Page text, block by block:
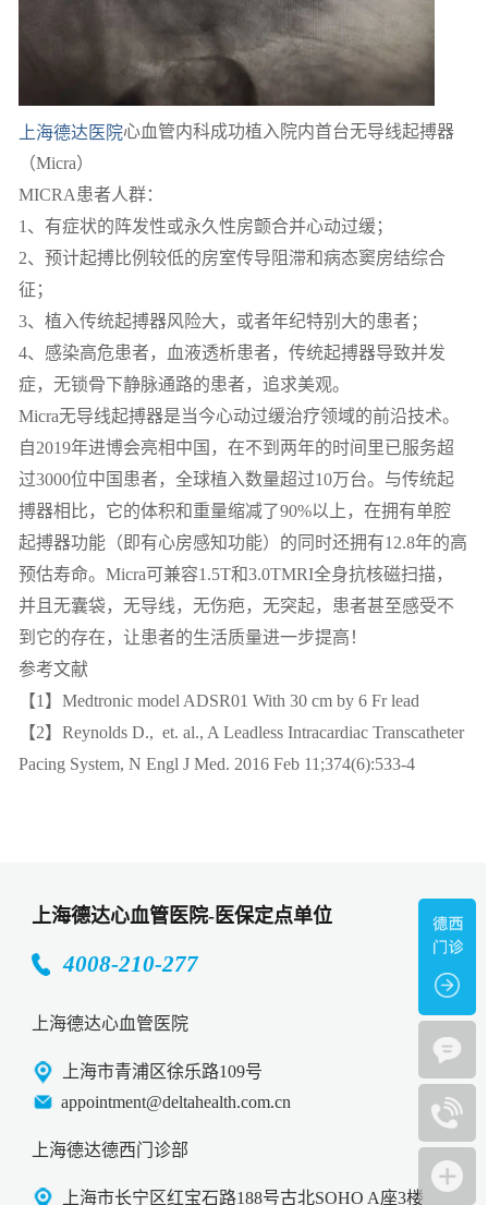
上海德达医院心血管内科成功植入院内首台无导线起搏器
（Micra）
MICRA患者人群：
1、有症状的阵发性或永久性房颤合并心动过缓；
2、预计起搏比例较低的房室传导阻滞和病态窦房结综合
征；
3、植入传统起搏器风险大，或者年纪特别大的患者；
4、感染高危患者，血液透析患者，传统起搏器导致并发
症，无锁骨下静脉通路的患者，追求美观。
Micra无导线起搏器是当今心动过缓治疗领域的前沿技术。
自2019年进博会亮相中国，在不到两年的时间里已服务超
过3000位中国患者，全球植入数量超过10万台。与传统起
搏器相比，它的体积和重量缩减了90%以上，在拥有单腔
起搏器功能（即有心房感知功能）的同时还拥有12.8年的高
预估寿命。Micra可兼容1.5T和3.0TMRI全身抗核磁扫描，
并且无囊袋，无导线，无伤疤，无突起，患者甚至感受不
到它的存在，让患者的生活质量进一步提高！
参考文献
【1】Medtronic model ADSR01 With 30 cm by 6 Fr lead
【2】Reynolds D., et. al., A Leadless Intracardiac Transcatheter
Pacing System, N Engl J Med. 2016 Feb 11;374(6):533-4
上海德达心血管医院-医保定点单位
4008-210-277
上海德达心血管医院
上海市青浦区徐乐路109号
appointment@deltahealth.com.cn
上海德达德西门诊部
上海市长宁区红宝石路188号古北SOHO A座3楼